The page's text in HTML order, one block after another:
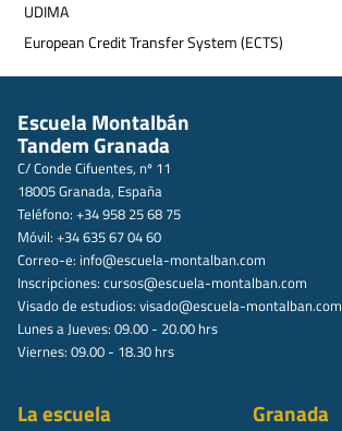
UDIMA
European Credit Transfer System (ECTS)
Escuela Montalbán
Tandem Granada
C/ Conde Cifuentes, nº 11
18005 Granada, España
Teléfono: +34 958 25 68 75
Móvil: +34 635 67 04 60
Correo-e: info@escuela-montalban.com
Inscripciones: cursos@escuela-montalban.com
Visado de estudios: visado@escuela-montalban.com
Lunes a Jueves: 09.00 - 20.00 hrs
Viernes: 09.00 - 18.30 hrs
La escuela Granada